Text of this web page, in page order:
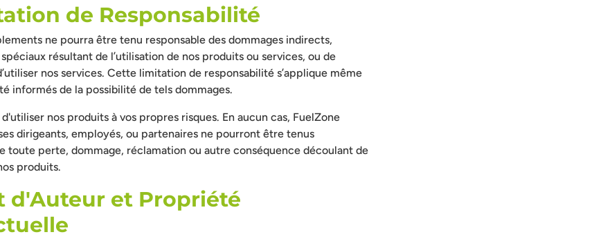
de Responsabilité
ne pourra être tenu responsable des dommages indirects,
résultant de l’utilisation de nos produits ou services, ou de
nos services. Cette limitation de responsabilité s’applique même
informés de la possibilité de tels dommages.
nos produits à vos propres risques. En aucun cas, FuelZone
dirigeants, employés, ou partenaires ne pourront être tenus
toute perte, dommage, réclamation ou autre conséquence découlant de
produits.
d'Auteur et Propriété